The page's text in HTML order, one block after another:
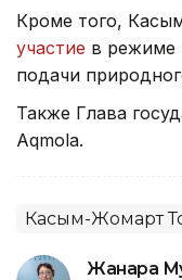
Кроме того,
участие в режиме
подачи
Также Глава
Aqmola.
Касым-Жомарт
Жанара